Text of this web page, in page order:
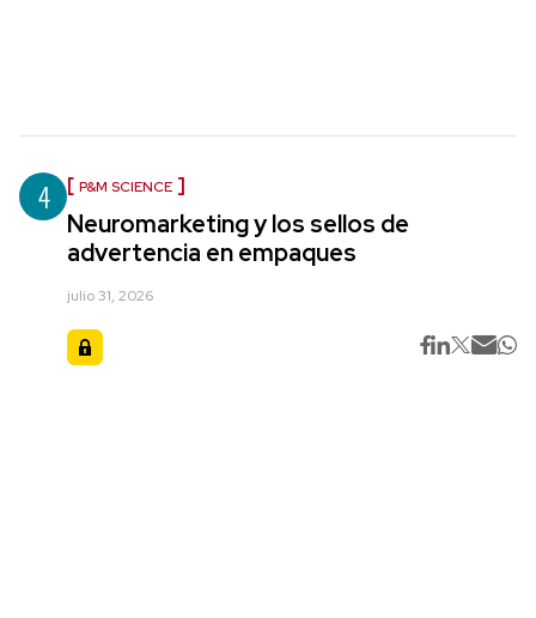
4 P&M SCIENCE
Neuromarketing y los sellos de
advertencia en empaques
julio 31, 2026